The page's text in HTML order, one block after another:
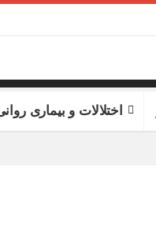
اختلالات و بیماری